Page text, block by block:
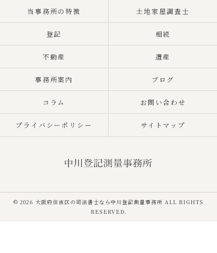
当事務所の特徴 土地家屋調査士
登記 相続
不動産 遺産
事務所案内 ブログ
コラム お問い合わせ
プライバシーポリシー サイトマップ
© 2026 大阪府住吉区の司法書士なら中川登記測量事務所 ALL RIGHTS
RESERVED.